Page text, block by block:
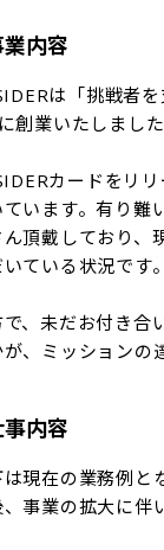
内容
は「挑戦者
創業いたしました
カードをリ
ています。有り難
ん頂戴しており、
ている状況です。
で、未だお付き合
が、ミッションの
内容
現在の業務例と
事業の拡大に伴